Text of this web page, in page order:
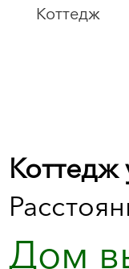
Коттедж
Дом